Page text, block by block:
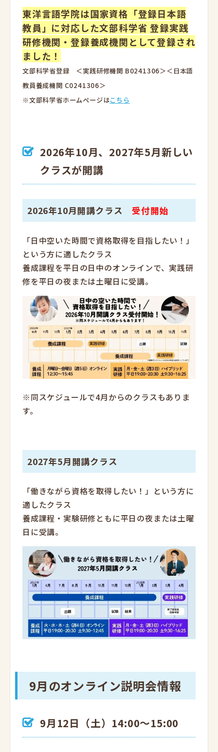
東洋言語学院は国家資格「登録日本語
教員」に対応した文部科学省 登録実践
研修機関・登録養成機関として登録され
ました！
文部科学省登録 ＜実践研修機関 B0241306＞＜日本語
教員養成機関 C0241306＞
※文部科学省ホームページはこちら
2026年10月、2027年5月新しい
クラスが開講
2026年10月開講クラス受付開始
「日中空いた時間で資格取得を目指したい！」
という方に適したクラス
養成課程を平日の日中のオンラインで、実践研
修を平日の夜または土曜日に受講。
※同スケジュールで4月からのクラスもありま
す。
2027年5月開講クラス
「働きながら資格を取得したい！」という方に
適したクラス
養成課程・実験研修ともに平日の夜または土曜
日に受講。
9月のオンライン説明会情報
9月12日（土）14:00～15:00